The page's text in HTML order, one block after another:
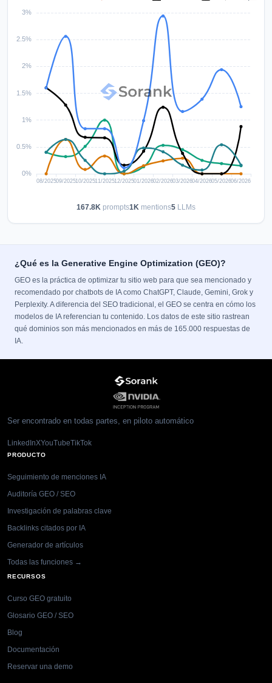
167.8K prompts1K mentions5 LLMs
¿Qué es la Generative Engine Optimization (GEO)?
GEO es la práctica de optimizar tu sitio web para que sea mencionado y
recomendado por chatbots de IA como ChatGPT, Claude, Gemini, Grok y
Perplexity. A diferencia del SEO tradicional, el GEO se centra en cómo los
modelos de IA referencian tu contenido. Los datos de este sitio rastrean
qué dominios son más mencionados en más de 165.000 respuestas de
IA.
Ser encontrado en todas partes, en piloto automático
LinkedInXYouTubeTikTok
PRODUCTO
Seguimiento de menciones IA
Auditoría GEO / SEO
Investigación de palabras clave
Backlinks citados por IA
Generador de artículos
Todas las funciones →
RECURSOS
Curso GEO gratuito
Glosario GEO / SEO
Blog
Documentación
Reservar una demo